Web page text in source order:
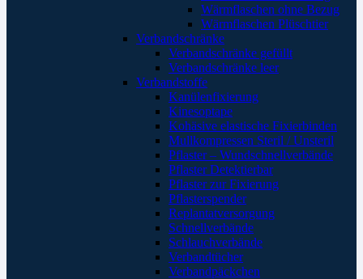
Wärmflaschen ohne Bezug
Wärmflaschen Plüschtier
Verbandschränke
Verbandschränke gefüllt
Verbandschränke leer
Verbandstoffe
Kanülenfixierung
Kinesoptape
Kohäsive elastische Fixierbinden
Mullkompressen Steril / Unsteril
Pflaster – Wundschnellverbände
Pflaster Detektierbar
Pflaster zur Fixierung
Pflasterspender
Replantatversorgung
Schnellverbände
Schlauchverbände
Verbandtücher
Verbandpäckchen